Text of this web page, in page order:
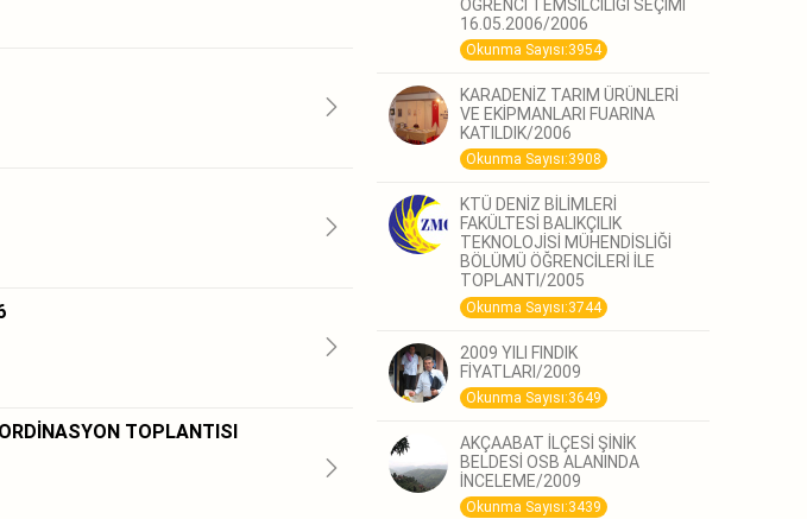
TOPLANTISI
ÖĞRENCİ TEMSİLCİLİĞİ SEÇİMİ
16.05.2006/2006
Okunma Sayısı:3954
KARADENİZ TARIM ÜRÜNLERİ
VE EKİPMANLARI FUARINA
KATILDIK/2006
Okunma Sayısı:3908
KTÜ DENİZ BİLİMLERİ
FAKÜLTESİ BALIKÇILIK
TEKNOLOJİSİ MÜHENDİSLİĞİ
BÖLÜMÜ ÖĞRENCİLERİ İLE
TOPLANTI/2005
Okunma Sayısı:3744
2009 YILI FINDIK
FİYATLARI/2009
Okunma Sayısı:3649
AKÇAABAT İLÇESİ ŞİNİK
BELDESİ OSB ALANINDA
İNCELEME/2009
Okunma Sayısı:3439